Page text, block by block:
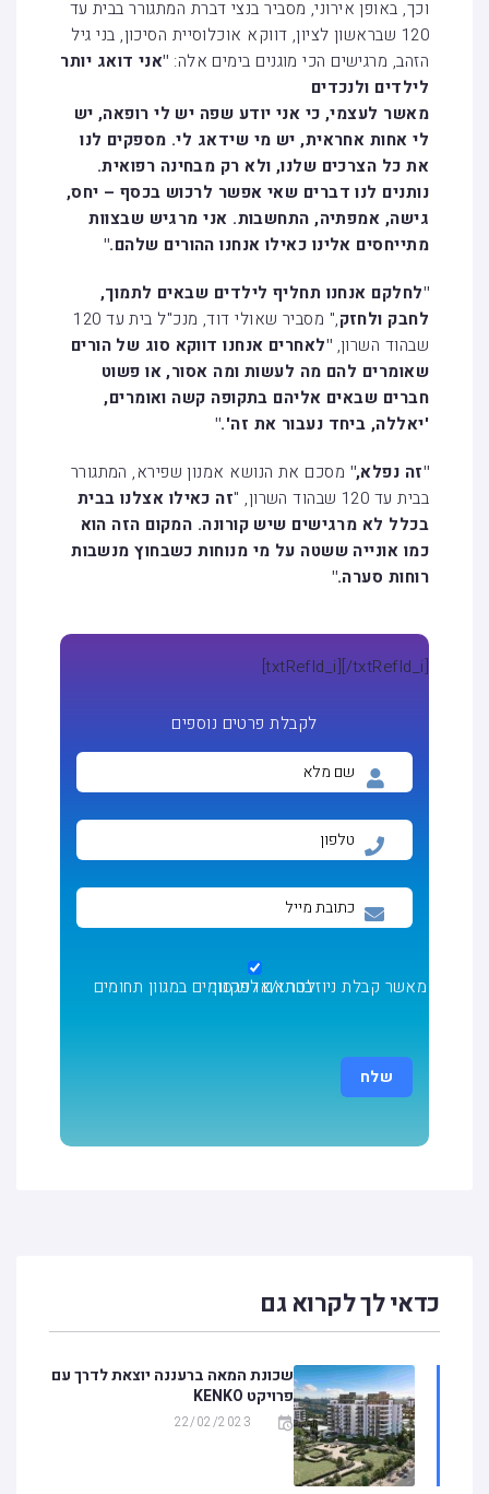
וכך, באופן אירוני, מסביר בנצי דברת המתגורר בבית עד
120 שבראשון לציון, דווקא אוכלוסיית הסיכון, בני גיל
הזהב, מרגישים הכי מוגנים בימים אלה: "אני דואג יותר
לילדים ולנכדים
מאשר לעצמי, כי אני יודע שפה יש לי רופאה, יש
לי אחות אחראית, יש מי שידאג לי. מספקים לנו
את כל הצרכים שלנו, ולא רק מבחינה רפואית.
נותנים לנו דברים שאי אפשר לרכוש בכסף – יחס,
גישה, אמפתיה, התחשבות. אני מרגיש שבצוות
מתייחסים אלינו כאילו אנחנו ההורים שלהם."
"לחלקם אנחנו תחליף לילדים שבאים לתמוך,
לחבק ולחזק
," מסביר שאולי דוד, מנכ"ל בית עד 120
שבהוד השרון, "לאחרים אנחנו דווקא סוג של הורים
שאומרים להם מה לעשות ומה אסור, או פשוט
חברים שבאים אליהם בתקופה קשה ואומרים,
'יאללה, ביחד נעבור את זה'."
"זה נפלא," מסכם את הנושא אמנון שפירא, המתגורר
בבית עד 120 שבהוד השרון, "
זה כאילו אצלנו בבית
בכלל לא מרגישים שיש קורונה. המקום הזה הוא
כמו אונייה ששטה על מי מנוחות כשבחוץ מנשבות
רוחות סערה."
[txtRefId_i][/txtRefId_i]
לקבלת פרטים נוספים
מאשר קבלת ניוזלטר ו/או פרסומים במגוון תחומים בהתאםלתקנון
כדאי לך לקרוא גם
שכונת המאה ברעננה יוצאת לדרך עם
פרויקט KENKO
22/02/2023